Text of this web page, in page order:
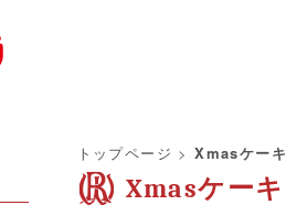
トップページ >Xmasケーキ
Xmasケーキ